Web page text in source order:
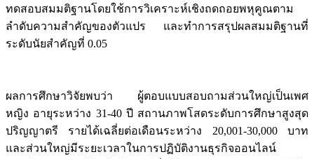
ทดสอบสมมติฐานโดยใช้การวิเคราะห์เชิงถดถอยพหุคูณตาม
ลำดับความสำคัญของตัวแปร และทำการสรุปผลสมมติฐานที่
ระดับนัยสำคัญที่ 0.05
ผลการศึกษาวิจัยพบว่า ผู้ตอบแบบสอบถามส่วนใหญ่เป็นเพศ
หญิง อายุระหว่าง 31-40 ปี สถานภาพโสดระดับการศึกษาสูงสุด
ปริญญาตรี รายได้เฉลี่ยต่อเดือนระหว่าง 20,001-30,000 บาท
และส่วนใหญ่มีระยะเวลาในการปฏิบัติงานธุรกิจออนไลน์